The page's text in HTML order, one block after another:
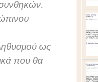
ως
που θα